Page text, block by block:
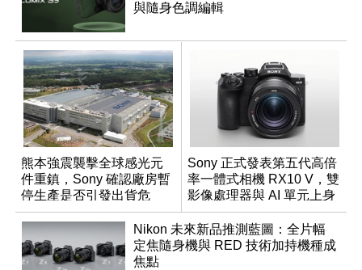
與隨身色調編輯
熊本強震襲擊全球感光元
件重鎮，Sony 確認廠房暫
停生產是否引發出貨危
機？
Sony 正式發表第五代高倍
率一體式相機 RX10 V，雙
影像處理器與 AI 單元上身
Nikon 未來新品推測藍圖：全片幅
定焦隨身機與 RED 技術加持機種成
焦點